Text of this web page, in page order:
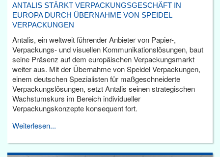
ANTALIS STÄRKT VERPACKUNGSGESCHÄFT IN
EUROPA DURCH ÜBERNAHME VON SPEIDEL
VERPACKUNGEN
Antalis, ein weltweit führender Anbieter von Papier-,
Verpackungs- und visuellen Kommunikationslösungen, baut
seine Präsenz auf dem europäischen Verpackungsmarkt
weiter aus. Mit der Übernahme von Speidel Verpackungen,
einem deutschen Spezialisten für maßgeschneiderte
Verpackungslösungen, setzt Antalis seinen strategischen
Wachstumskurs im Bereich individueller
Verpackungskonzepte konsequent fort.
Weiterlesen...